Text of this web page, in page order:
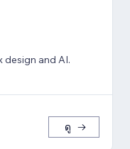
design and AI.
ดู